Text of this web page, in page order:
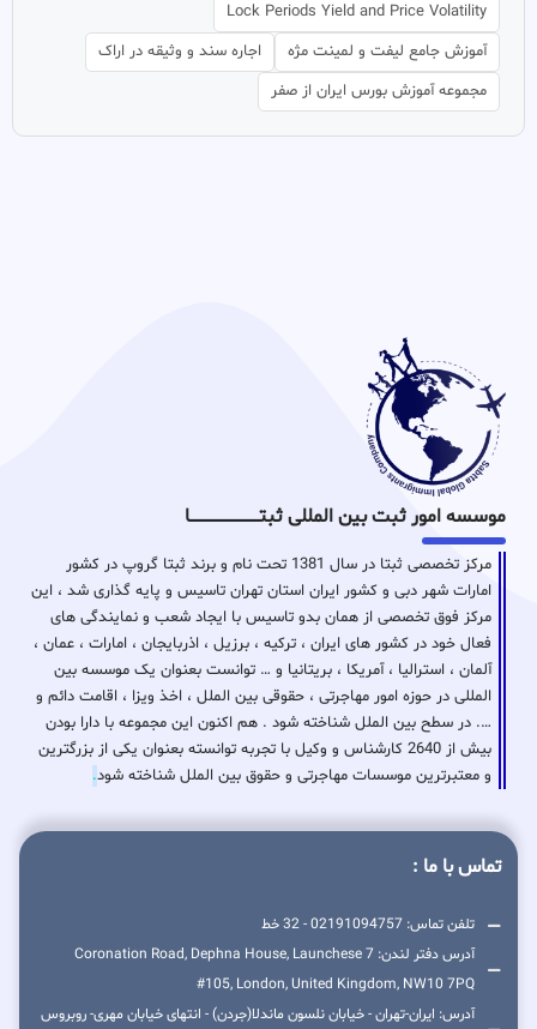
Lock Periods Yield and Price Volatility
آموزش جامع لیفت و لمینت مژه
اجاره سند و وثیقه در اراک
مجموعه آموزش بورس ایران از صفر
موسسه امور ثبت بین المللی ثبتـــــــــــــــــــــــــــــا
مرکز تخصصی ثبتا در سال 1381 تحت نام و برند ثبتا گروپ در کشور
امارات شهر دبی و کشور ایران استان تهران تاسیس و پایه گذاری شد ، این
مرکز فوق تخصصی از همان بدو تاسیس با ایجاد شعب و نمایندگی های
فعال خود در کشور های ایران ، ترکیه ، برزیل ، اذربایجان ، امارات ، عمان ،
آلمان ، استرالیا ، آمریکا ، بریتانیا و … توانست بعنوان یک موسسه بین
المللی در حوزه امور مهاجرتی ، حقوقی بین الملل ، اخذ ویزا ، اقامت دائم و
…. در سطح بین الملل شناخته شود . هم اکنون این مجموعه با دارا بودن
بیش از 2640 کارشناس و وکیل با تجربه توانسته بعنوان یکی از بزرگترین
و معتبرترین موسسات مهاجرتی و حقوق بین الملل شناخته شود.
تماس با ما :
تلفن تماس: 02191094757 - 32 خط
آدرس دفتر لندن: 7 Coronation Road, Dephna House, Launchese
#105, London, United Kingdom, NW10 7PQ
آدرس: ایران-تهران - خیابان نلسون ماندلا(جردن) - انتهای خیابان مهری- روبروس